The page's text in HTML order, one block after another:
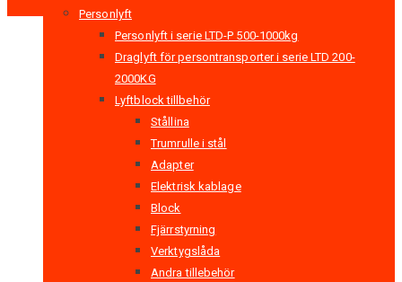
Personlyft
Personlyft i serie LTD-P 500-1000kg
Draglyft för persontransporter i serie LTD 200-
2000KG
Lyftblock tillbehör
Stållina
Trumrulle i stål
Adapter
Elektrisk kablage
Block
Fjärrstyrning
Verktygslåda
Andra tillebehör